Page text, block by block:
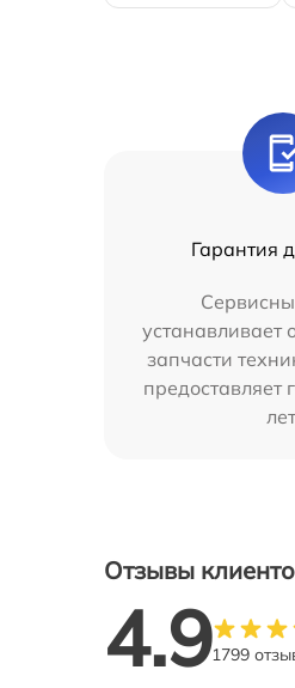
Гарантия
устанавливает
запчасти
предоставляет
Отзывы
4.91799